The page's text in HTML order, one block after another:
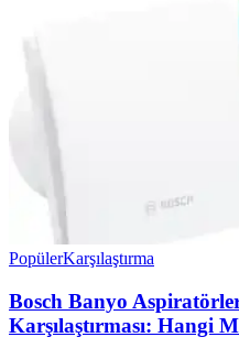
PopülerKarşılaştırma
Bosch Banyo
Karşılaştırması: Hangi